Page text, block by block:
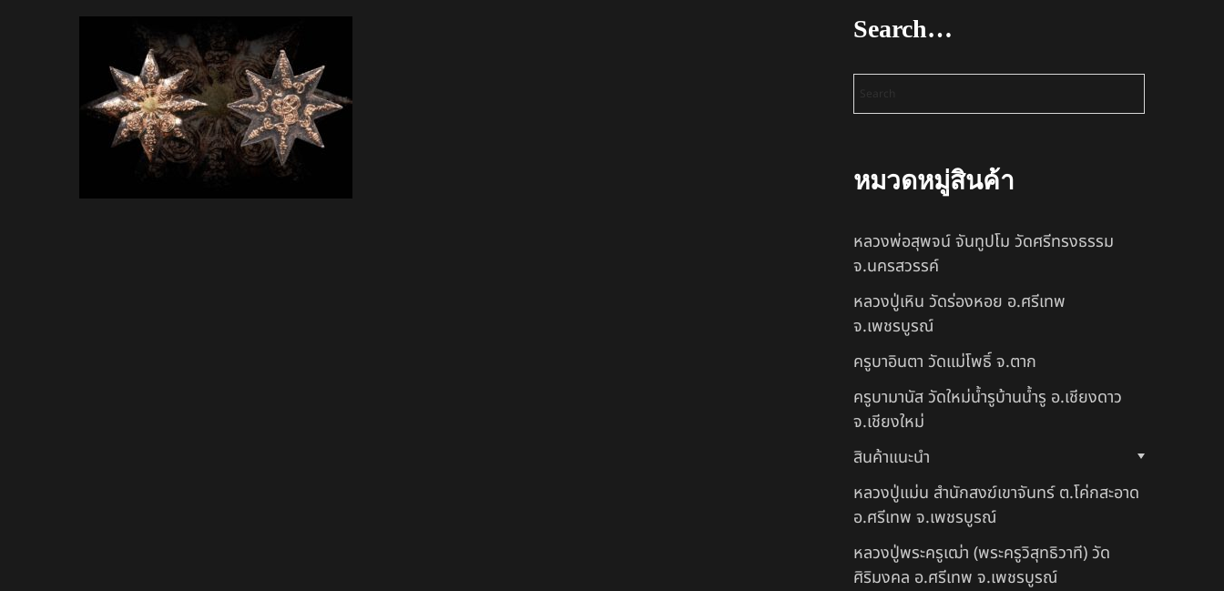
Search…
หมวดหมู่สินค้า
หลวงพ่อสุพจน์ จันทูปโม วัดศรีทรงธรรม
จ.นครสวรรค์
หลวงปู่เหิน วัดร่องหอย อ.ศรีเทพ
จ.เพชรบูรณ์
ครูบาอินตา วัดแม่โพธิ์ จ.ตาก
ครูบามานัส วัดใหม่น้ำรูบ้านน้ำรู อ.เชียงดาว
จ.เชียงใหม่
สินค้าแนะนำ
หลวงปู่แม่น สำนักสงฆ์เขาจันทร์ ต.โค่กสะอาด
อ.ศรีเทพ จ.เพชรบูรณ์
หลวงปู่พระครูเฒ่า (พระครูวิสุทธิวาที) วัด
ศิริมงคล อ.ศรีเทพ จ.เพชรบูรณ์